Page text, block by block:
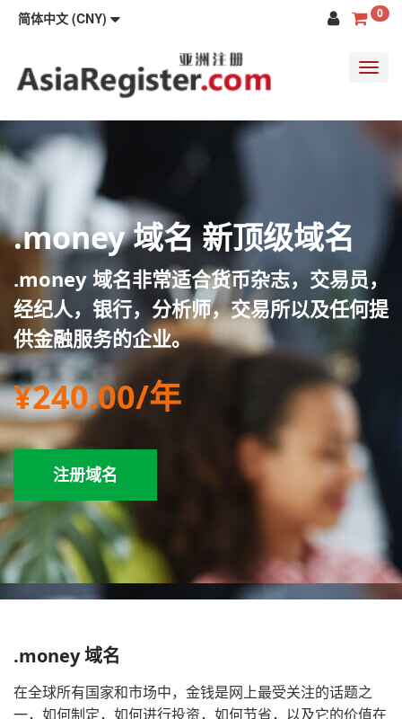
简体中文 (CNY) 0
.money 域名 新顶级域名
.money 域名非常适合货币杂志，交易员，
经纪人，银行，分析师，交易所以及任何提
供金融服务的企业。
¥240.00/年
注册域名
.money 域名
在全球所有国家和市场中，金钱是网上最受关注的话题之
一，如何制定，如何进行投资，如何节省，以及它的价值在